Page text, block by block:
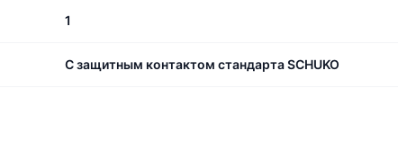
1
С защитным контактом стандарта SCHUKO